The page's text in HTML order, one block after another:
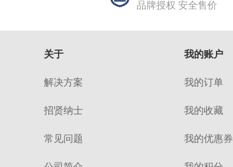
品牌授权 安全售价
关于
解决方案
招贤纳士
常见问题
我的账户
我的订单
我的收藏
我的优惠券